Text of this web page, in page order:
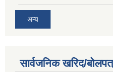
अन्य
सार्वजनिक खरिद/